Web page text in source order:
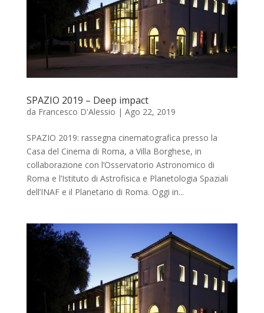
SPAZIO 2019 – Deep impact
da Francesco D'Alessio | Ago 22, 2019
SPAZIO 2019: rassegna cinematografica presso la
Casa del Cinema di Roma, a Villa Borghese, in
collaborazione con l’Osservatorio Astronomico di
Roma e l’Istituto di Astrofisica e Planetologia Spaziali
dell’INAF e il Planetario di Roma. Oggi in...